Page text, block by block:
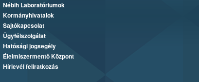
Nébih Laboratóriumok
Kormányhivatalok
Sajtókapcsolat
Ügyfélszolgálat
Hatósági jogsegély
Élelmiszermentő Központ
Hírlevél feliratkozás